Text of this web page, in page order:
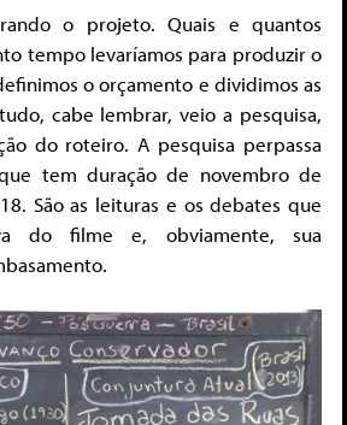
o projeto. Quais e quantos
tempo levaríamos para produzir o
o orçamento e dividimos as
cabe lembrar, veio a pesquisa,
do roteiro. A pesquisa perpassa
tem duração de novembro de
São as leituras e os debates que
do filme e, obviamente, sua